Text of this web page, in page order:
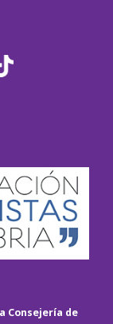
Consejería de